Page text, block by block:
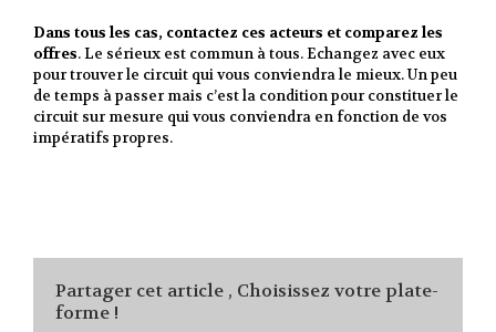
Dans tous les cas, contactez ces acteurs et comparez les
offres. Le sérieux est commun à tous. Echangez avec eux
pour trouver le circuit qui vous conviendra le mieux. Un peu
de temps à passer mais c’est la condition pour constituer le
circuit sur mesure qui vous conviendra en fonction de vos
impératifs propres.
Partager cet article , Choisissez votre plate-
forme !